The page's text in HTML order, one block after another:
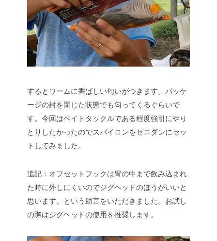
するとワームに香ばしい匂いがつきます。パッケ
ージの封を閉じた状態でも匂ってくるぐらいで
す。今回はベイトタックルである程度強引にやり
とりしたかったのでスパイロンをゼロダンにセッ
トしてみました。
追記：オフセットフックは胃の中まで飲み込まれ
た時に外しにくいのでジグヘッドのほうがいいと
思います。という助言をいただきました。お試し
の際はジグヘッドの使用を推奨します。